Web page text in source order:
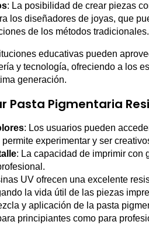
: La posibilidad de crear piezas
los diseñadores de joyas, que
de los métodos tradicionales.
educativas pueden
y tecnología, ofreciendo a los
generación.
Pasta Pigmentaria
: Los usuarios pueden
experimentar y ser
: La capacidad de imprimir con
UV ofrecen una excelente
la vida útil de las piezas
y aplicación de la pasta
principiantes como para